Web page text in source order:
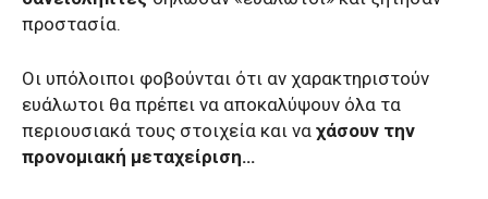
προστασία.
Οι υπόλοιποι φοβούνται ότι αν χαρακτηριστούν
ευάλωτοι θα πρέπει να αποκαλύψουν όλα τα
περιουσιακά τους στοιχεία και να χάσουν την
προνομιακή μεταχείριση…